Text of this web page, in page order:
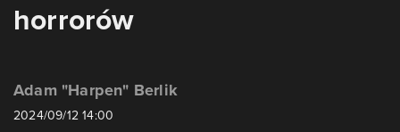
horrorów
Adam "Harpen" Berlik
2024/09/12 14:00